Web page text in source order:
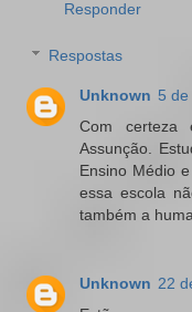
Responder
Respostas
Unknown 5
Com certeza
Assunção.
Ensino Médio
essa escola
também a
Unknown 22